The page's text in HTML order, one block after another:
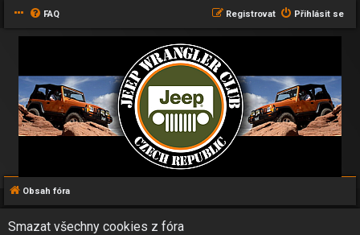
FAQ Přihlásit se
Registrovat
Obsah fóra
Smazat všechny cookies z fóra